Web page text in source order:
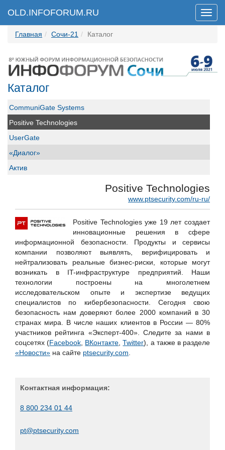
Меню
OLD.INFOFORUM.RU
Главная Сочи-21 Каталог
Каталог
CommuniGate Systems
Positive Technologies
UserGate
«Диалог»
Актив
Группа Астра
Журнал «СТА»
Код Безопасности
Компания ЗИКС
ООО "ТехноГид"
Портал ГАРАНТ.РУ
РЕД СОФТ
Positive Technologies
www.ptsecurity.com/ru-ru/
Positive Technologies уже 19 лет создает
инновационные решения в сфере
информационной безопасности. Продукты и сервисы
компании позволяют выявлять, верифицировать и
нейтрализовать реальные бизнес-риски, которые могут
возникать в IT-инфраструктуре предприятий. Наши
технологии построены на многолетнем
исследовательском опыте и экспертизе ведущих
специалистов по кибербезопасности. Сегодня свою
безопасность нам доверяют более 2000 компаний в 30
странах мира. В числе наших клиентов в России — 80%
участников рейтинга «Эксперт-400». Следите за нами в
соцсетях (Facebook ВКонтакте ,Twitter), а также в разделе
«Новости» на сайте ptsecurity.com
Контактная информация:
8 800 234 01 44
pt@ptsecurity.com